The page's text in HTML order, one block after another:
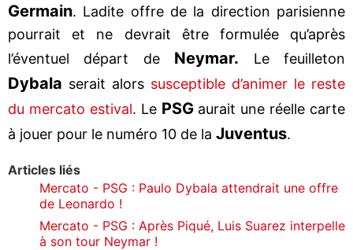
Germain. Ladite offre de la direction parisienne
pourrait et ne devrait être formulée qu’après
l’éventuel départ de Neymar. Le feuilleton
Dybala serait alors susceptible d’animer le reste
du mercato estival. Le PSGaurait une réelle carte
à jouer pour le numéro 10 de la Juventus.
Articles liés
Mercato - PSG : Paulo Dybala attendrait une offre
de Leonardo !
Mercato - PSG : Après Piqué, Luis Suarez interpelle
à son tour Neymar !